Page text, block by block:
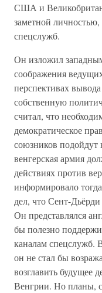
США и
заметной
спецслужб.
Он изложил
соображения
перспективах
собственную
считал, что
демократическое
союзников
венгерская армия
действиях против
информировало
дел, что Сент-
Он представлялся
бы полезно
каналам спецслужб.
он не стал бы
возглавить будущее
Венгрии. Но планы,